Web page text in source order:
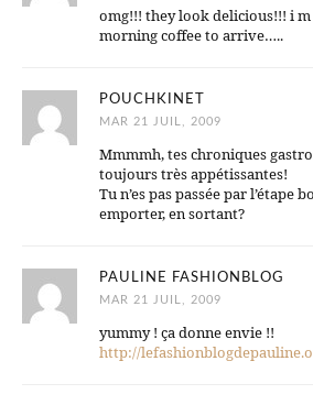
omg!!! they look delicious!!! i
morning coffee to arrive…..
POUCHKINET
MAR 21 JUIL, 2009
Mmmmh, tes chroniques
toujours très appétissantes!
Tu n’es pas passée par l’étape
emporter, en sortant?
PAULINE FASHIONBLOG
MAR 21 JUIL, 2009
yummy ! ça donne envie !!
http://